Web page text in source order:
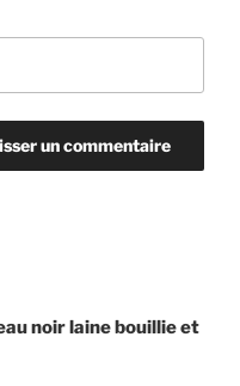
noir laine bouillie et